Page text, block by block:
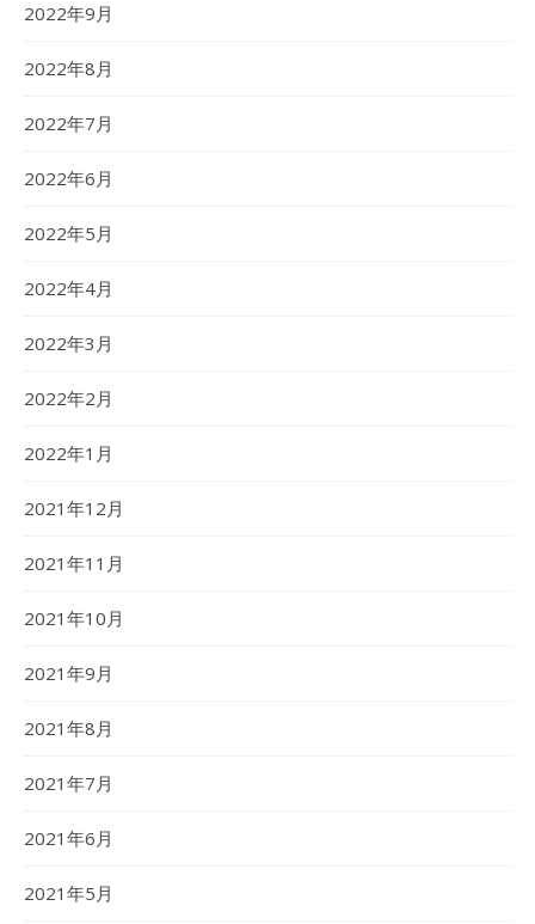
2022年9月
2022年8月
2022年7月
2022年6月
2022年5月
2022年4月
2022年3月
2022年2月
2022年1月
2021年12月
2021年11月
2021年10月
2021年9月
2021年8月
2021年7月
2021年6月
2021年5月